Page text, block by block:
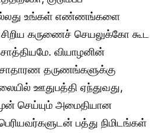
உங்கள் எண்ணங்களை
கருணைச் செயலுக்கோ கூட
வியாழனின்
தருணங்களுக்கு
ஊதுபத்தி ஏந்துவது,
செய்யும் அமைதியான
பத்து நிமிடங்கள்